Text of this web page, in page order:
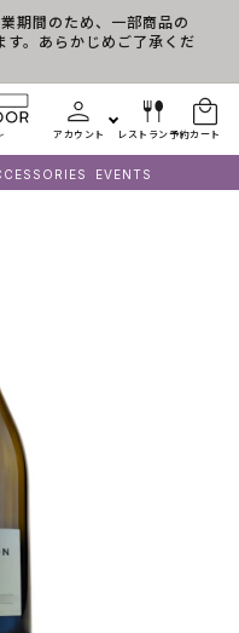
期間のため、一部商品の
。あらかじめご了承くだ
アカウント レストラン予約カート
EVENTS